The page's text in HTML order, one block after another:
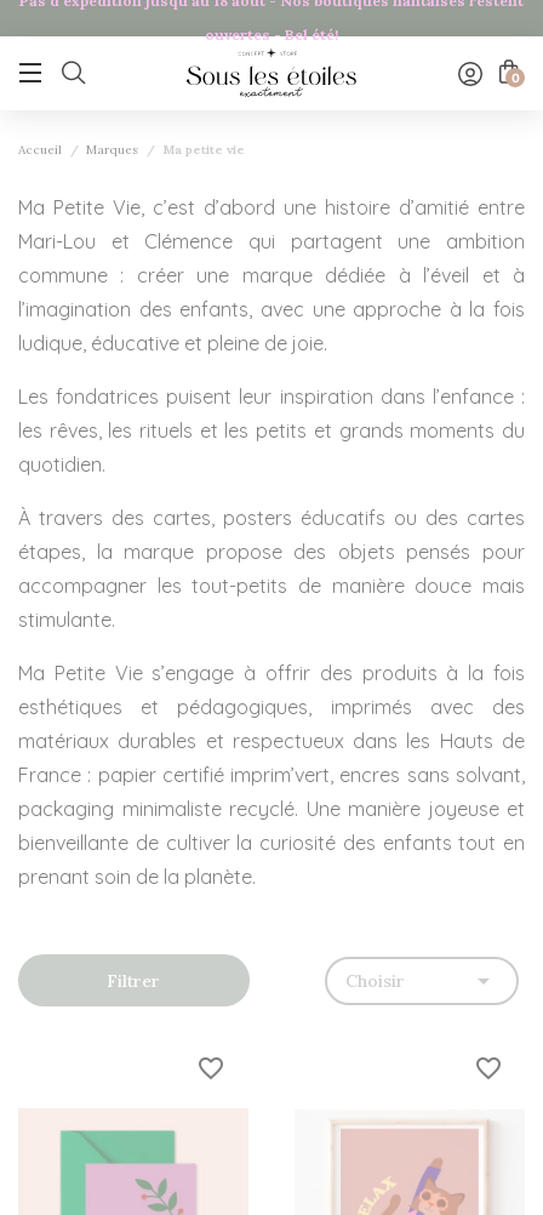
Panneau de gestion des cookies
ouvertes - Bel été!
 0
Accueil Marques Ma petite vie
Ma Petite Vie, c’est d’abord une histoire d’amitié entre
Mari-Lou et Clémence qui partagent une ambition
commune : créer une marque dédiée à l’éveil et à
l’imagination des enfants, avec une approche à la fois
ludique, éducative et pleine de joie.
Les fondatrices puisent leur inspiration dans l’enfance :
les rêves, les rituels et les petits et grands moments du
quotidien.
À travers des cartes, posters éducatifs ou des cartes
étapes, la marque propose des objets pensés pour
accompagner les tout-petits de manière douce mais
stimulante.
Ma Petite Vie s’engage à offrir des produits à la fois
esthétiques et pédagogiques, imprimés avec des
matériaux durables et respectueux dans les Hauts de
France : papier certifié imprim’vert, encres sans solvant,
packaging minimaliste recyclé. Une manière joyeuse et
bienveillante de cultiver la curiosité des enfants tout en
prenant soin de la planète.
Choisir 
Filtrer
favorite_border favorite_border